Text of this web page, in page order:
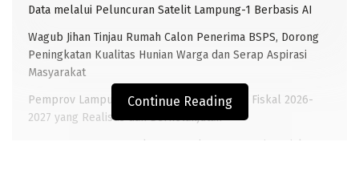
Data melalui Peluncuran Satelit Lampung-1 Berbasis AI
Wagub Jihan Tinjau Rumah Calon Penerima BSPS, Dorong
Peningkatan Kualitas Hunian Warga dan Serap Aspirasi
Masyarakat
Pemprov Lampung Siapkan Arah Kebijakan Fiskal 2026-
2027 yang Realistis dan Berkelanjutan
Pemprov Lampung Dukung Penuh Lampung Financial
Continue Reading